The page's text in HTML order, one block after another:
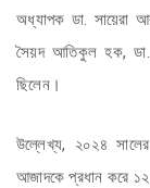
অধ্যাপক ডা. সায়েরা
সৈয়দ আতিকুল হক,
ছিলেন।
উল্লেখ্য, ২০২৪
আজাদকে প্রধান করে ১২